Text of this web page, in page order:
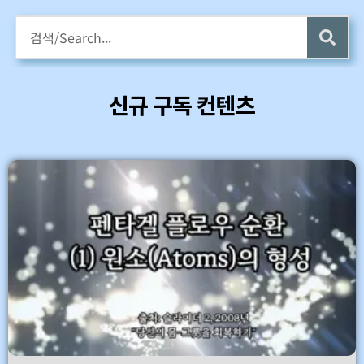
구독회원용 전자책 증정
카멜롯 인터뷰 Part 1 (4 ~6) 업데이트 (7/24)
바로가기
신규 구독 컨텐츠